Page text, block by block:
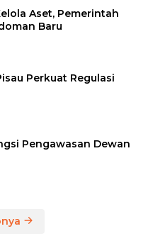
Aset, Pemerintah
Baru
Perkuat Regulasi
Pengawasan Dewan